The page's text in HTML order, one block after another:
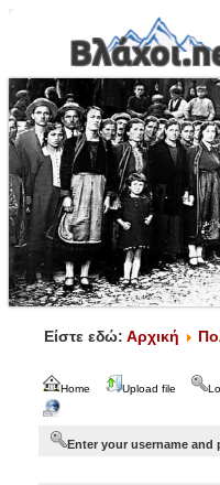
Είστε εδώ: Αρχική
Home Upload file
Enter your username and